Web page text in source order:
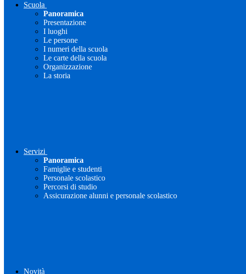
Scuola
Panoramica
Presentazione
I luoghi
Le persone
I numeri della scuola
Le carte della scuola
Organizzazione
La storia
Servizi
Panoramica
Famiglie e studenti
Personale scolastico
Percorsi di studio
Assicurazione alunni e personale scolastico
Novità